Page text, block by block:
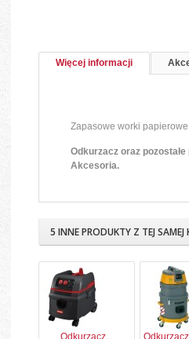
Więcej informacji
Zapasowe worki
Odkurzacz oraz
Akcesoria.
5 INNE PRODUKTY Z TEJ SAMEJ
Odkurzacz...